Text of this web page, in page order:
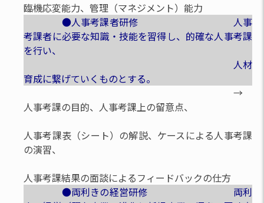
臨機応変能力、管理（マネジメント）能力
●人事考課者研修 人事
考課者に必要な知識・技能を習得し、的確な人事考課
を行い、
人材
育成に繋げていくものとする。
→
人事考課の目的、人事考課上の留意点、
人事考課表（シート）の解説、ケースによる人事考課
の演習、
人事考課結果の面談によるフィードバックの仕方
●両利きの経営研修 両利